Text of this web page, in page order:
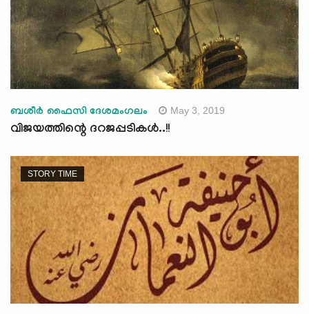
ബശീർ ഫൈസി ദേശമംഗലം May 3, 2019
വിജയത്തിന്റെ ദറജപ്പടികൾ..!!
STORY TIME